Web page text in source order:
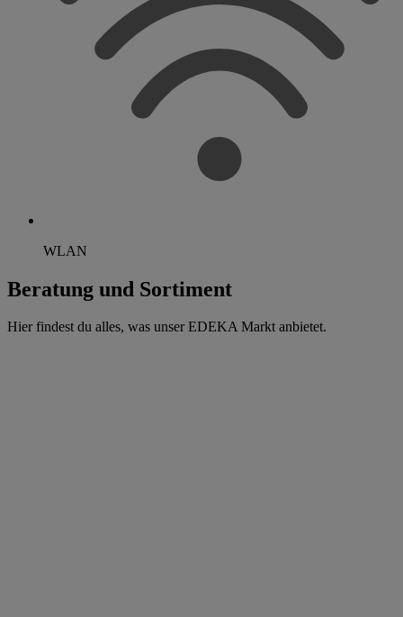
WLAN
Beratung und Sortiment
Hier findest du alles, was unser EDEKA Markt anbietet.